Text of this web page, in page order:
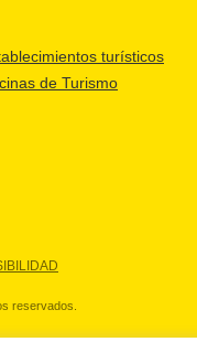
turísticos
de Turismo
reservados.